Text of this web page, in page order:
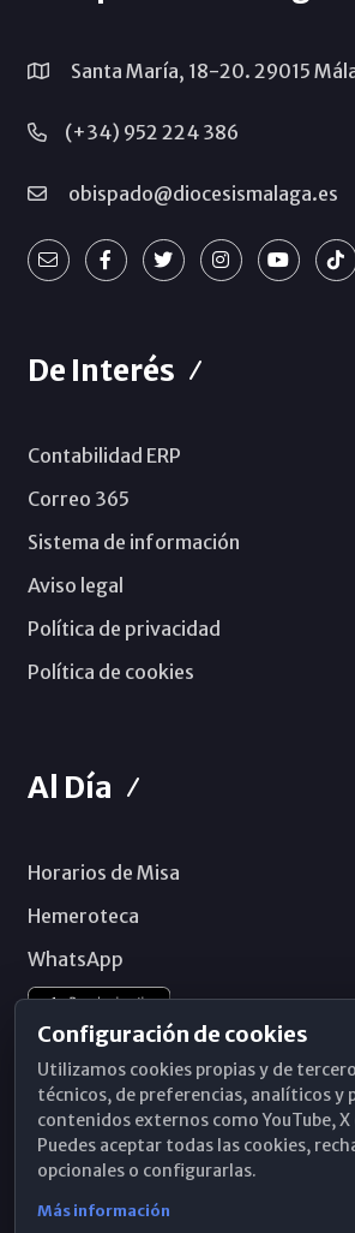
Santa María, 18-20. 29015
(+34) 952 224 386
obispado@diocesismalaga.es
De Interés
Contabilidad ERP
Correo 365
Sistema de información
Aviso legal
Política de privacidad
Política de cookies
Al Día
Horarios de Misa
Hemeroteca
WhatsApp
Configuración de cookies
Utilizamos cookies propias y de
técnicos, de preferencias, analíticos y
contenidos externos como YouTube,
Puedes aceptar todas las cookies,
opcionales o configurarlas.
Más información